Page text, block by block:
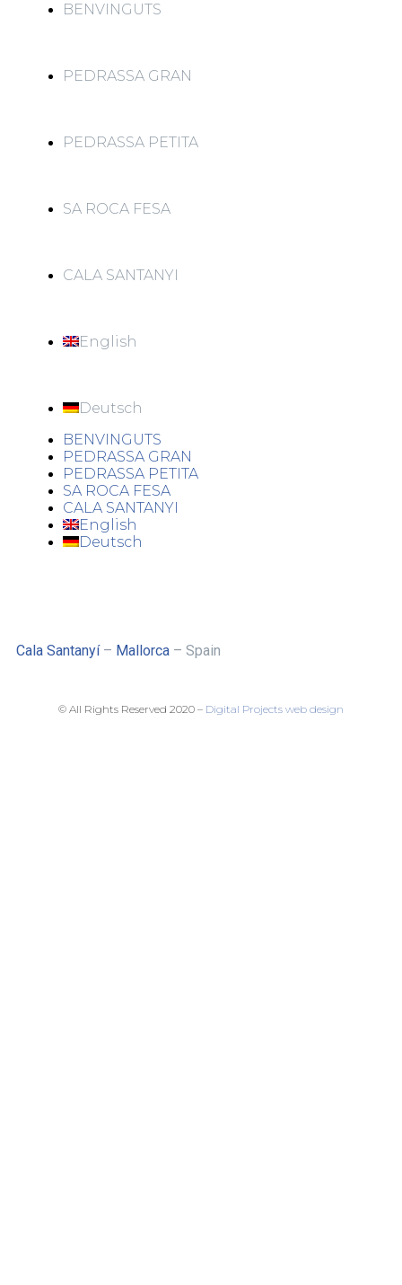
BENVINGUTS
PEDRASSA GRAN
PEDRASSA PETITA
SA ROCA FESA
CALA SANTANYI
English
Deutsch
BENVINGUTS
PEDRASSA GRAN
PEDRASSA PETITA
SA ROCA FESA
CALA SANTANYI
English
Deutsch
Cala Santanyí– Mallorca – Spain
© All Rights Reserved 2020 – Digital Projects web design